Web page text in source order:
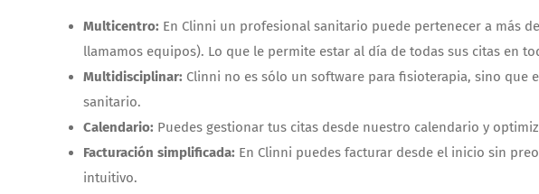
Multicentro: En Clinni un profesional sanitario puede pertenecer a más
llamamos equipos). Lo que le permite estar al día de todas sus citas en
Multidisciplinar: Clinni no es sólo un software para fisioterapia, sino que
sanitario.
Calendario: Puedes gestionar tus citas desde nuestro calendario y
Facturación simplificada: En Clinni puedes facturar desde el inicio sin
intuitivo.